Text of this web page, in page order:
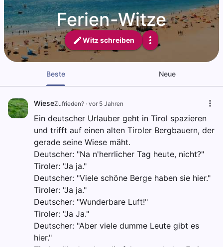
Ferien-Witze
Witz schreiben
Beste Neue
WieseZufrieden? · vor 5 Jahren
Ein deutscher Urlauber geht in Tirol spazieren
und trifft auf einen alten Tiroler Bergbauern, der
gerade seine Wiese mäht.
Deutscher: "Na n'herrlicher Tag heute, nicht?"
Tiroler: "Ja ja."
Deutscher: "Viele schöne Berge haben sie hier."
Tiroler: "Ja ja."
Deutscher: "Wunderbare Luft!"
Tiroler: "Ja Ja."
Deutscher: "Aber viele dumme Leute gibt es
hier."